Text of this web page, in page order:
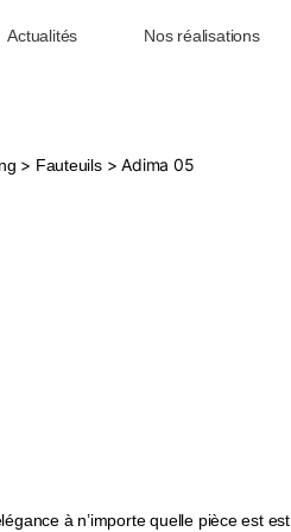
Actualités Nos réalisations
> Fauteuils> Adima 05
à n’importe quelle pièce est est